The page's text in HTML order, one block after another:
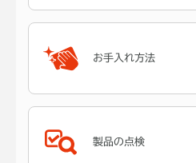
お手入れ方法
製品の点検